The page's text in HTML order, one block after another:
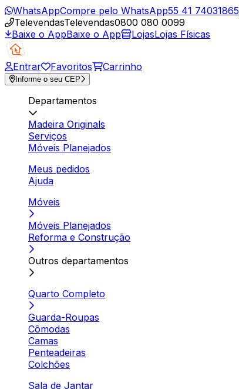
WhatsAppCompre pelo WhatsApp55 41 74031865
TelevendasTelevendas0800 080 0099
Baixe o AppBaixe o App LojasLojas Físicas
Entrar Favoritos Carrinho
Informe o seu CEP
Departamentos
Madeira Originals
Serviços
Móveis Planejados
Meus pedidos
Ajuda
Móveis
Móveis Planejados
Reforma e Construção
Outros departamentos
Quarto Completo
Guarda-Roupas
Cômodas
Camas
Penteadeiras
Colchões
Sala de Jantar